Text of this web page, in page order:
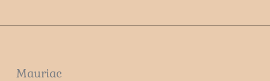
Mauriac